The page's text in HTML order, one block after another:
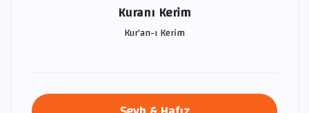
Kuranı Kerim
Kur'an-ı Kerim